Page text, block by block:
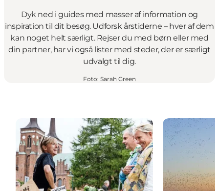
Dyk ned i guides med masser af information og
inspiration til dit besøg. Udforsk årstiderne – hver af dem
kan noget helt særligt. Rejser du med børn eller med
din partner, har vi også lister med steder, der er særligt
udvalgt til dig.
Foto: Sarah Green
Guides til dit besøg på Sjælland Oplev